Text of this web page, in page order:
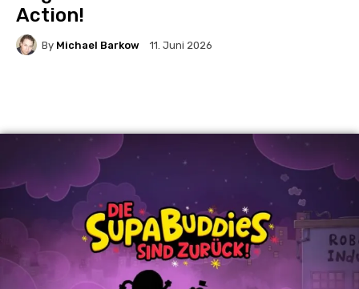
Action!
By Michael Barkow 11. Juni 2026